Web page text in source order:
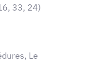
33, 24)
Le